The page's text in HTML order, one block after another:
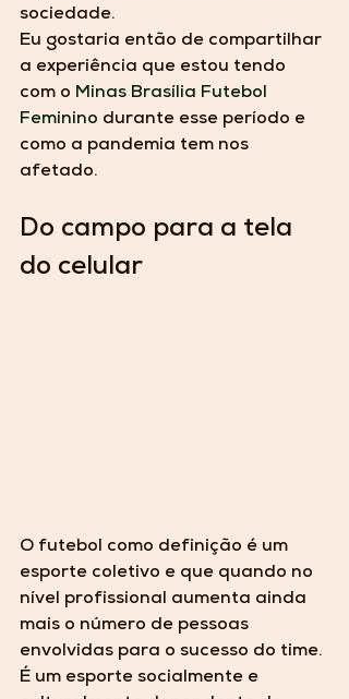
sociedade.
Eu gostaria então de compartilhar
a experiência que estou tendo
com o Minas Brasília Futebol
Feminino durante esse período e
como a pandemia tem nos
afetado.
Do campo para a tela
do celular
O futebol como definição é um
esporte coletivo e que quando no
nível profissional aumenta ainda
mais o número de pessoas
envolvidas para o sucesso do time.
É um esporte socialmente e